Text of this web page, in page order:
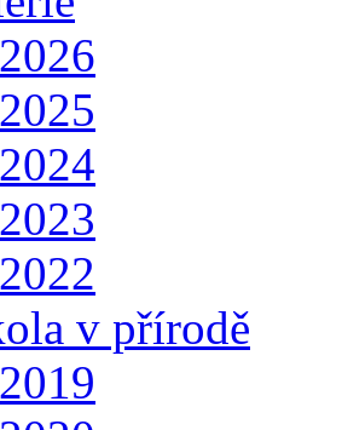
v přírodě